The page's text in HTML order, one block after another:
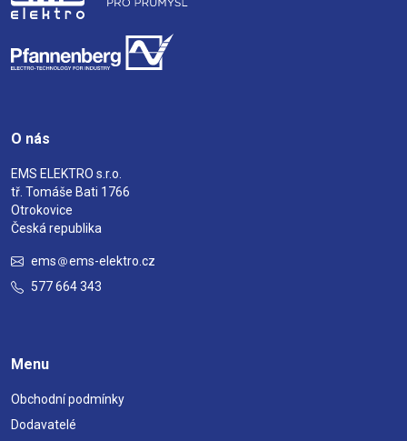
O nás
EMS ELEKTRO s.r.o.
tř. Tomáše Bati 1766
Otrokovice
Česká republika
ems
ems-elektro.cz
577 664 343
Menu
Obchodní podmínky
Dodavatelé